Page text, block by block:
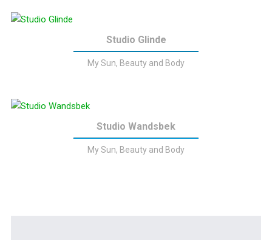
Studio Glinde
My Sun, Beauty and Body
Studio Wandsbek
My Sun, Beauty and Body